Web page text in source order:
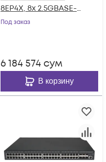
8EP4X, 8x 2.5GBASE-Т
PoE 802.3af/at/bt до
Под заказ
6 184 574 сум
В корзину